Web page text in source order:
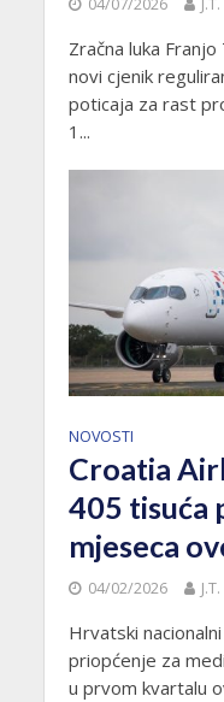
04/07/2026 J.T.
Zračna luka
novi cjenik
poticaja za rast
1...
NOVOSTI
Croatia
405 tisuća
mjeseca
04/02/2026 J.T.
Hrvatski
priopćenje za
u prvom kvartalu